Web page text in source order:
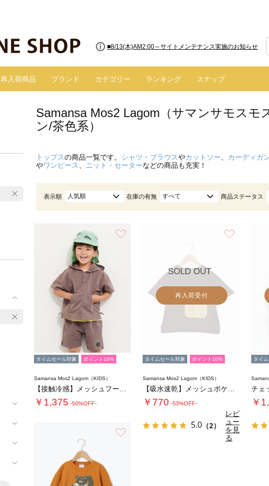
■8/13(木)AM2:00～サイトメンテナンス実施のお知らせ
再入荷商品 ブランド カテゴリー ランキング スナップ
Samansa Mos2 Lagom（サマンサモス
ン/茶色系）
トップスの商品一覧です。 シャツ・ブラウスやカットソー カーディガ
やワンピース ニット・セーターなどの商品も充実！
表示順 人気順 在庫の有無 すべて 商品ステータス
タイムセール対象 ポイント10%
Samansa Mos2 Lagom（KIDS）
￥1,375 -50%OFF-
SOLD OUT
再入荷受付
タイムセール対象 ポイント10%
Samansa Mos2 Lagom（KIDS）
￥770 -53%OFF-
5.0 （2）
レビ
ュー
を見
る
タイ
￥
お気に入り